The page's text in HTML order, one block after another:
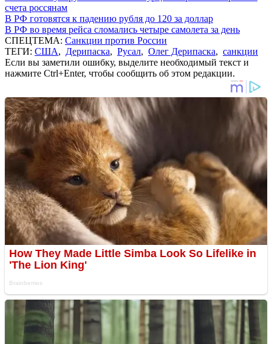
счета россянам
В РФ готовятся к падению рубля до 120 за доллар
В РФ во время рейса сломались четыре самолета за день
СПЕЦТЕМА: Санкции против России
ТЕГИ: США, Дерипаска, Русал, Олег Дерипаска, санкции
Если вы заметили ошибку, выделите необходимый текст и
нажмите Ctrl+Enter, чтобы сообщить об этом редакции.